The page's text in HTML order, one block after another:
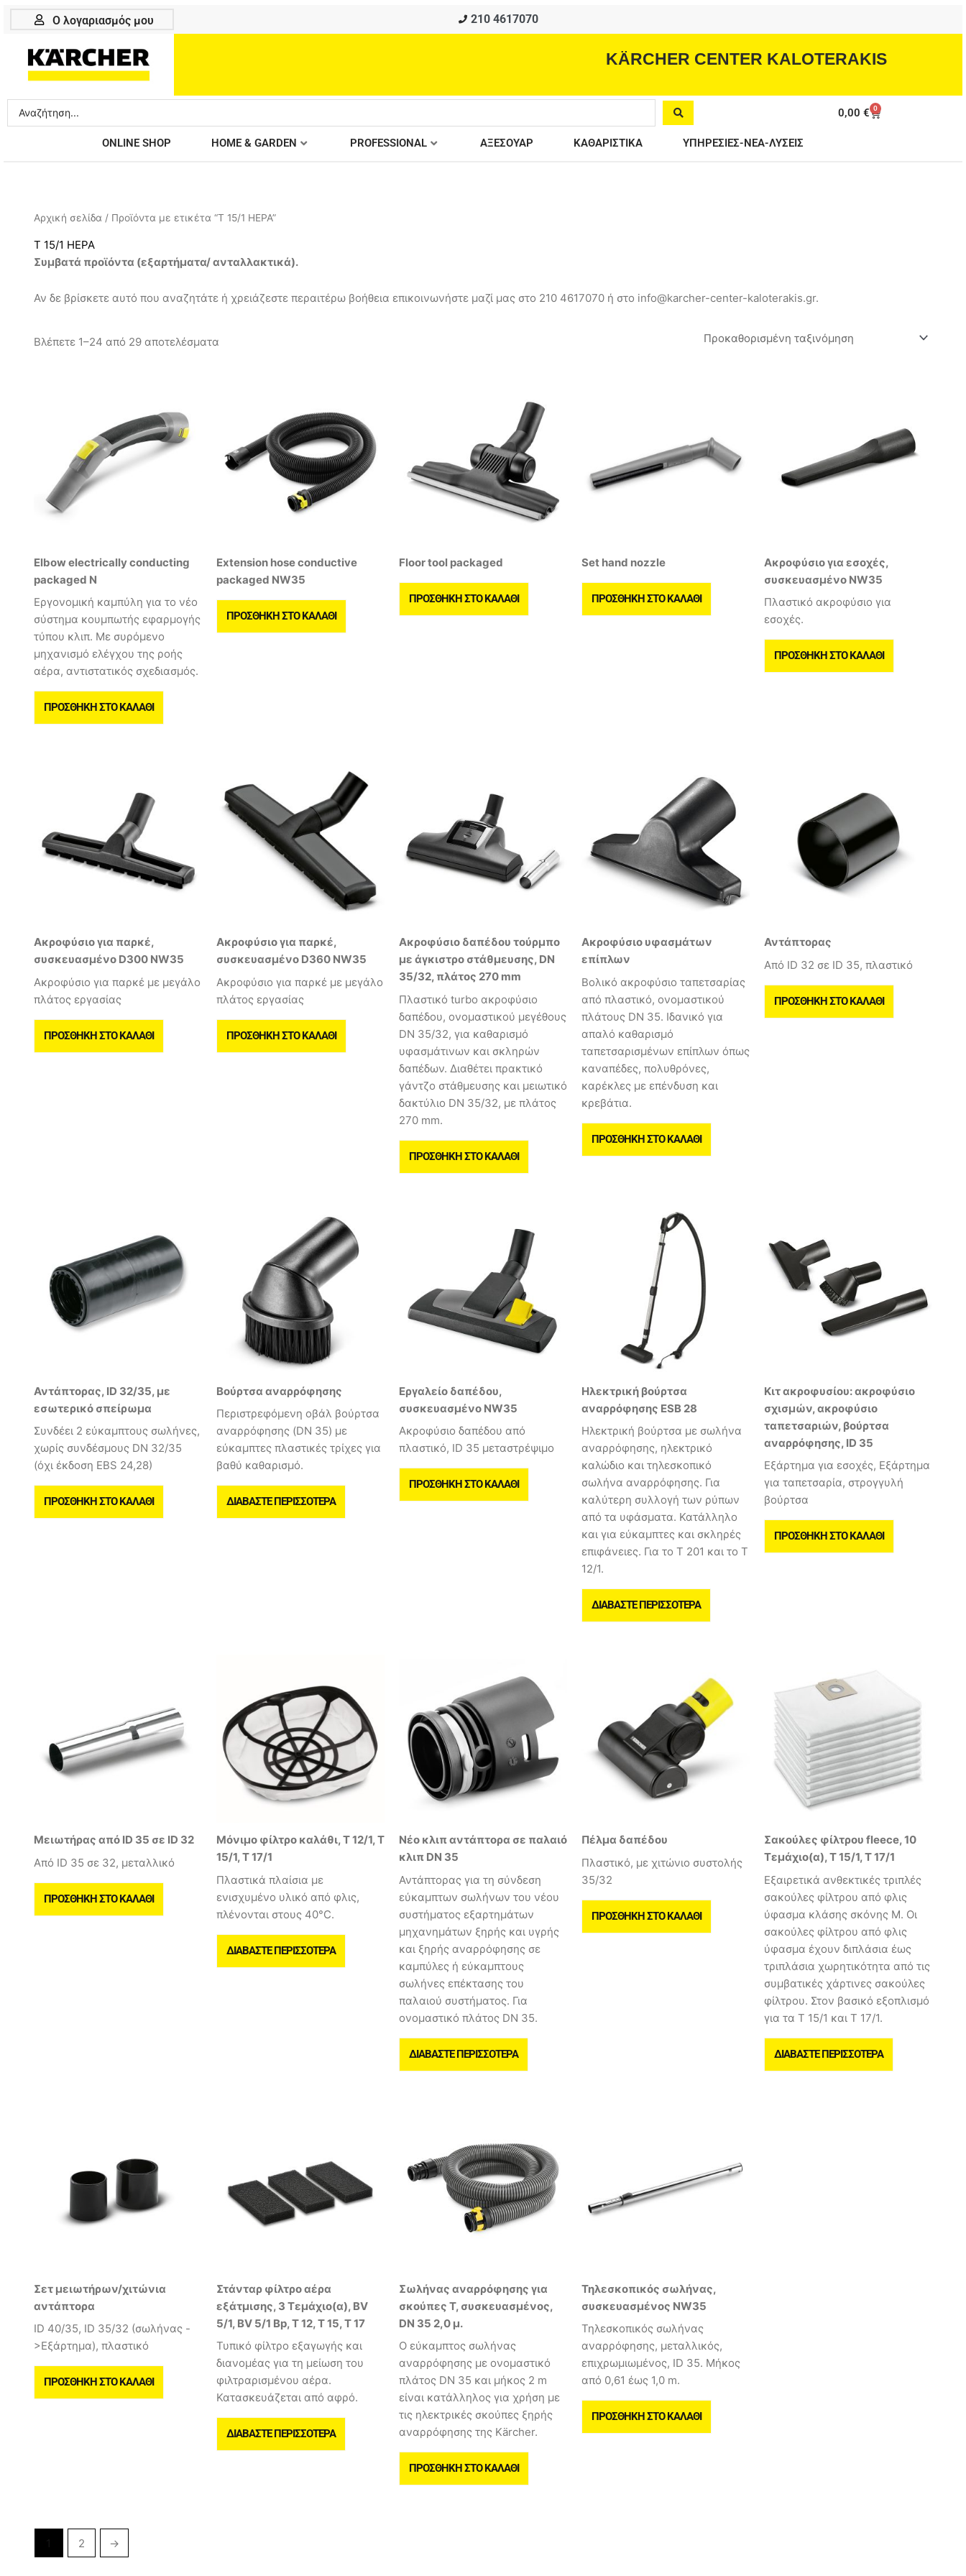
Μετάβαση
Ο λογαριασμός μου 210 4617070
KÄRCHER CENTER KALOTERAKIS
Search
...
0,00€ 0
Cart
ONLINE SHOP HOME & GARDEN PROFESSIONAL ΑΞΕΣΟΥΑΡ ΚΑΘΑΡΙΣΤΙΚΑ ΥΠΗΡΕΣΙΕΣ-ΝΕΑ-ΛΥΣΕΙΣ
Αρχική σελίδα / Προϊόντα με ετικέτα “T 15/1 HEPA”
T 15/1 HEPA
Συμβατά προϊόντα (εξαρτήματα/ ανταλλακτικά).
Αν δε βρίσκετε αυτό που αναζητάτε ή χρειάζεστε περαιτέρω βοήθεια επικοινωνήστε μαζί μας στο 210 4617070 ή στο info@karcher-center-kaloterakis.gr.
Βλέπετε 1–24 από 29 αποτελέσματα
Elbow electrically conducting
packaged N
Εργονομική καμπύλη για το νέο
σύστημα κουμπωτής εφαρμογής
τύπου κλιπ. Με συρόμενο
μηχανισμό ελέγχου της ροής
αέρα, αντιστατικός σχεδιασμός.
ΠΡΟΣΘΉΚΗ ΣΤΟ ΚΑΛΆΘΙ
Extension hose conductive
packaged NW35
ΠΡΟΣΘΉΚΗ ΣΤΟ ΚΑΛΆΘΙ
Floor tool packaged
ΠΡΟΣΘΉΚΗ ΣΤΟ ΚΑΛΆΘΙ
Set hand nozzle
ΠΡΟΣΘΉΚΗ ΣΤΟ ΚΑΛΆΘΙ
Ακροφύσιο για εσοχές,
συσκευασμένο NW35
Πλαστικό ακροφύσιο για
εσοχές.
ΠΡΟΣΘΉΚΗ ΣΤΟ ΚΑΛΆΘΙ
Ακροφύσιο για παρκέ,
συσκευασμένο D300 NW35
Ακροφύσιο για παρκέ με μεγάλο
πλάτος εργασίας
ΠΡΟΣΘΉΚΗ ΣΤΟ ΚΑΛΆΘΙ
Ακροφύσιο για παρκέ,
συσκευασμένο D360 NW35
Ακροφύσιο για παρκέ με μεγάλο
πλάτος εργασίας
ΠΡΟΣΘΉΚΗ ΣΤΟ ΚΑΛΆΘΙ
Ακροφύσιο δαπέδου τούρμπο
με άγκιστρο στάθμευσης, DN
35/32, πλάτος 270 mm
Πλαστικό turbo ακροφύσιο
δαπέδου, ονομαστικού μεγέθους
DN 35/32, για καθαρισμό
υφασμάτινων και σκληρών
δαπέδων. Διαθέτει πρακτικό
γάντζο στάθμευσης και μειωτικό
δακτύλιο DN 35/32, με πλάτος
270 mm.
ΠΡΟΣΘΉΚΗ ΣΤΟ ΚΑΛΆΘΙ
Ακροφύσιο υφασμάτων
επίπλων
Βολικό ακροφύσιο ταπετσαρίας
από πλαστικό, ονομαστικού
πλάτους DN 35. Ιδανικό για
απαλό καθαρισμό
ταπετσαρισμένων επίπλων όπως
καναπέδες, πολυθρόνες,
καρέκλες με επένδυση και
κρεβάτια.
ΠΡΟΣΘΉΚΗ ΣΤΟ ΚΑΛΆΘΙ
Αντάπτορας
Από ID 32 σε ID 35, πλαστικό
ΠΡΟΣΘΉΚΗ ΣΤΟ ΚΑΛΆΘΙ
Αντάπτορας, ID 32/35, με
εσωτερικό σπείρωμα
Συνδέει 2 εύκαμπτους σωλήνες,
χωρίς συνδέσμους DN 32/35
(όχι έκδοση EBS 24,28)
ΠΡΟΣΘΉΚΗ ΣΤΟ ΚΑΛΆΘΙ
Βούρτσα αναρρόφησης
Περιστρεφόμενη οβάλ βούρτσα
αναρρόφησης (DN 35) με
εύκαμπτες πλαστικές τρίχες για
βαθύ καθαρισμό.
ΔΙΑΒΆΣΤΕ ΠΕΡΙΣΣΌΤΕΡΑ
Εργαλείο δαπέδου,
συσκευασμένο NW35
Ακροφύσιο δαπέδου από
πλαστικό, ID 35 μεταστρέψιμο
ΠΡΟΣΘΉΚΗ ΣΤΟ ΚΑΛΆΘΙ
Ηλεκτρική βούρτσα
αναρρόφησης ESB 28
Ηλεκτρική βούρτσα με σωλήνα
αναρρόφησης, ηλεκτρικό
καλώδιο και τηλεσκοπικό
σωλήνα αναρρόφησης. Για
καλύτερη συλλογή των ρύπων
από τα υφάσματα. Κατάλληλο
και για εύκαμπτες και σκληρές
επιφάνειες. Για το T 201 και το T
12/1.
ΔΙΑΒΆΣΤΕ ΠΕΡΙΣΣΌΤΕΡΑ
Κιτ ακροφυσίου: ακροφύσιο
σχισμών, ακροφύσιο
ταπετσαριών, βούρτσα
αναρρόφησης, ID 35
Εξάρτημα για εσοχές, Εξάρτημα
για ταπετσαρία, στρογγυλή
βούρτσα
ΠΡΟΣΘΉΚΗ ΣΤΟ ΚΑΛΆΘΙ
Μειωτήρας από ID 35 σε ID 32
Από ID 35 σε 32, μεταλλικό
ΠΡΟΣΘΉΚΗ ΣΤΟ ΚΑΛΆΘΙ
Μόνιμο φίλτρο καλάθι, T 12/1, T
15/1, T 17/1
Πλαστικά πλαίσια με
ενισχυμένο υλικό από φλις,
πλένονται στους 40°C.
ΔΙΑΒΆΣΤΕ ΠΕΡΙΣΣΌΤΕΡΑ
Νέο κλιπ αντάπτορα σε παλαιό
κλιπ DN 35
Αντάπτορας για τη σύνδεση
εύκαμπτων σωλήνων του νέου
συστήματος εξαρτημάτων
μηχανημάτων ξηρής και υγρής
και ξηρής αναρρόφησης σε
καμπύλες ή εύκαμπτους
σωλήνες επέκτασης του
παλαιού συστήματος. Για
ονομαστικό πλάτος DN 35.
ΔΙΑΒΆΣΤΕ ΠΕΡΙΣΣΌΤΕΡΑ
Πέλμα δαπέδου
Πλαστικό, με χιτώνιο συστολής
35/32
ΠΡΟΣΘΉΚΗ ΣΤΟ ΚΑΛΆΘΙ
Σακούλες φίλτρου fleece, 10
Τεμάχιο(α), T 15/1, T 17/1
Εξαιρετικά ανθεκτικές τριπλές
σακούλες φίλτρου από φλις
ύφασμα κλάσης σκόνης M. Οι
σακούλες φίλτρου από φλις
ύφασμα έχουν διπλάσια έως
τριπλάσια χωρητικότητα από τις
συμβατικές χάρτινες σακούλες
φίλτρου. Στον βασικό εξοπλισμό
για τα T 15/1 και T 17/1.
ΔΙΑΒΆΣΤΕ ΠΕΡΙΣΣΌΤΕΡΑ
Σετ μειωτήρων/χιτώνια
αντάπτορα
ID 40/35, ID 35/32 (σωλήνας -
>Εξάρτημα), πλαστικό
ΠΡΟΣΘΉΚΗ ΣΤΟ ΚΑΛΆΘΙ
Στάνταρ φίλτρο αέρα
εξάτμισης, 3 Τεμάχιο(α), BV
5/1, BV 5/1 Bp, T 12, T 15, T 17
Τυπικό φίλτρο εξαγωγής και
διανομέας για τη μείωση του
φιλτραρισμένου αέρα.
Κατασκευάζεται από αφρό.
ΔΙΑΒΆΣΤΕ ΠΕΡΙΣΣΌΤΕΡΑ
Σωλήνας αναρρόφησης για
σκούπες T, συσκευασμένος,
DN 35 2,0 μ.
Ο εύκαμπτος σωλήνας
αναρρόφησης με ονομαστικό
πλάτος DN 35 και μήκος 2 m
είναι κατάλληλος για χρήση με
τις ηλεκτρικές σκούπες ξηρής
αναρρόφησης της Kärcher.
ΠΡΟΣΘΉΚΗ ΣΤΟ ΚΑΛΆΘΙ
Τηλεσκοπικός σωλήνας,
συσκευασμένος NW35
Τηλεσκοπικός σωλήνας
αναρρόφησης, μεταλλικός,
επιχρωμιωμένος, ID 35. Μήκος
από 0,61 έως 1,0 m.
ΠΡΟΣΘΉΚΗ ΣΤΟ ΚΑΛΆΘΙ
2 →